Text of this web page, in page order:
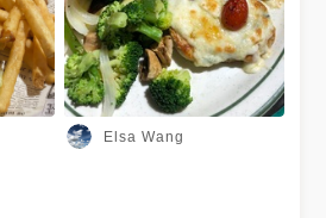
Elsa Wang